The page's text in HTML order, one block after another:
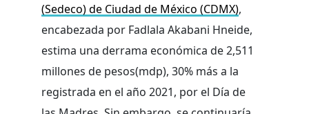
(Sedeco) de Ciudad de México (CDMX),
encabezada por Fadlala Akabani Hneide,
estima una derrama económica de 2,511
millones de pesos(mdp), 30% más a la
registrada en el año 2021, por el Día de